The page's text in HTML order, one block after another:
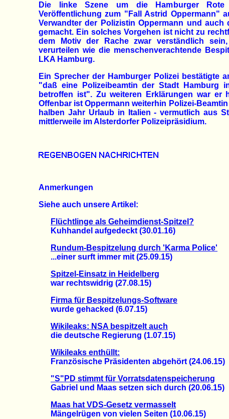
Die linke Szene um die Hamburger
Veröffentlichung zum "Fall Astrid Oppermann"
Verwandter der Polizistin Oppermann und auch
gemacht. Ein solches Vorgehen ist nicht zu
dem Motiv der Rache zwar verständlich
verurteilen wie die menschenverachtende
LKA Hamburg.
Ein Sprecher der Hamburger Polizei bestätigte
"daß eine Polizeibeamtin der Stadt Hamburg
betroffen ist". Zu weiteren Erklärungen war er
Offenbar ist Oppermann weiterhin Polizei-
halben Jahr Urlaub in Italien - vermutlich aus
mittlerweile im Alsterdorfer Polizeipräsidium.
Anmerkungen
Siehe auch unsere Artikel:
Flüchtlinge als Geheimdienst-Spitzel?
Kuhhandel aufgedeckt (30.01.16)
Rundum-Bespitzelung durch 'Karma Police'
...einer surft immer mit (25.09.15)
Spitzel-Einsatz in Heidelberg
war rechtswidrig (27.08.15)
Firma für Bespitzelungs-Software
wurde gehacked (6.07.15)
Wikileaks: NSA bespitzelt auch
die deutsche Regierung (1.07.15)
Wikileaks enthüllt:
Französische Präsidenten abgehört (24.06.15)
"S"PD stimmt für Vorratsdatenspeicherung
Gabriel und Maas setzen sich durch (20.06.15)
Maas hat VDS-Gesetz vermasselt
Mängelrügen von vielen Seiten (10.06.15)